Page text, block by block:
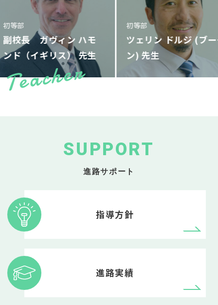
初等部
ツェリン ドル
ン)
初等部
副校長 ガヴィン ハモ
ンド（イギリス）
SUPPORT
進路サポート
指導方針
進路実績